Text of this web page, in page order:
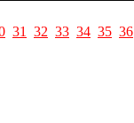
31 32 33 34 35 36